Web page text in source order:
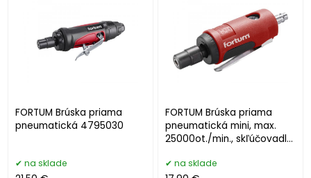
FORTUM Brúska priama
pneumatická 4795030
na sklade
FORTUM Brúska priama
pneumatická mini, max.
25000ot./min., skľúčovadlo
na sklade